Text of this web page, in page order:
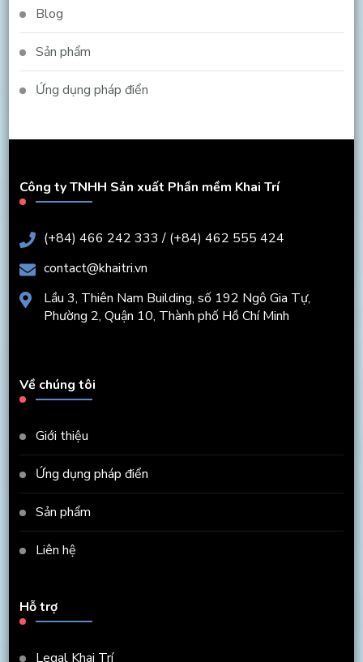
Blog
Sản phẩm
Ứng dụng pháp điển
Công ty TNHH Sản xuất Phần mềm Khai Trí
(+84) 466 242 333 / (+84) 462 555 424
contact@khaitri.vn
Lầu 3, Thiên Nam Building, số 192 Ngô Gia Tự,
Phường 2, Quận 10, Thành phố Hồ Chí Minh
Về chúng tôi
Giới thiệu
Ứng dụng pháp điển
Sản phẩm
Liên hệ
Hỗ trợ
Legal Khai Trí